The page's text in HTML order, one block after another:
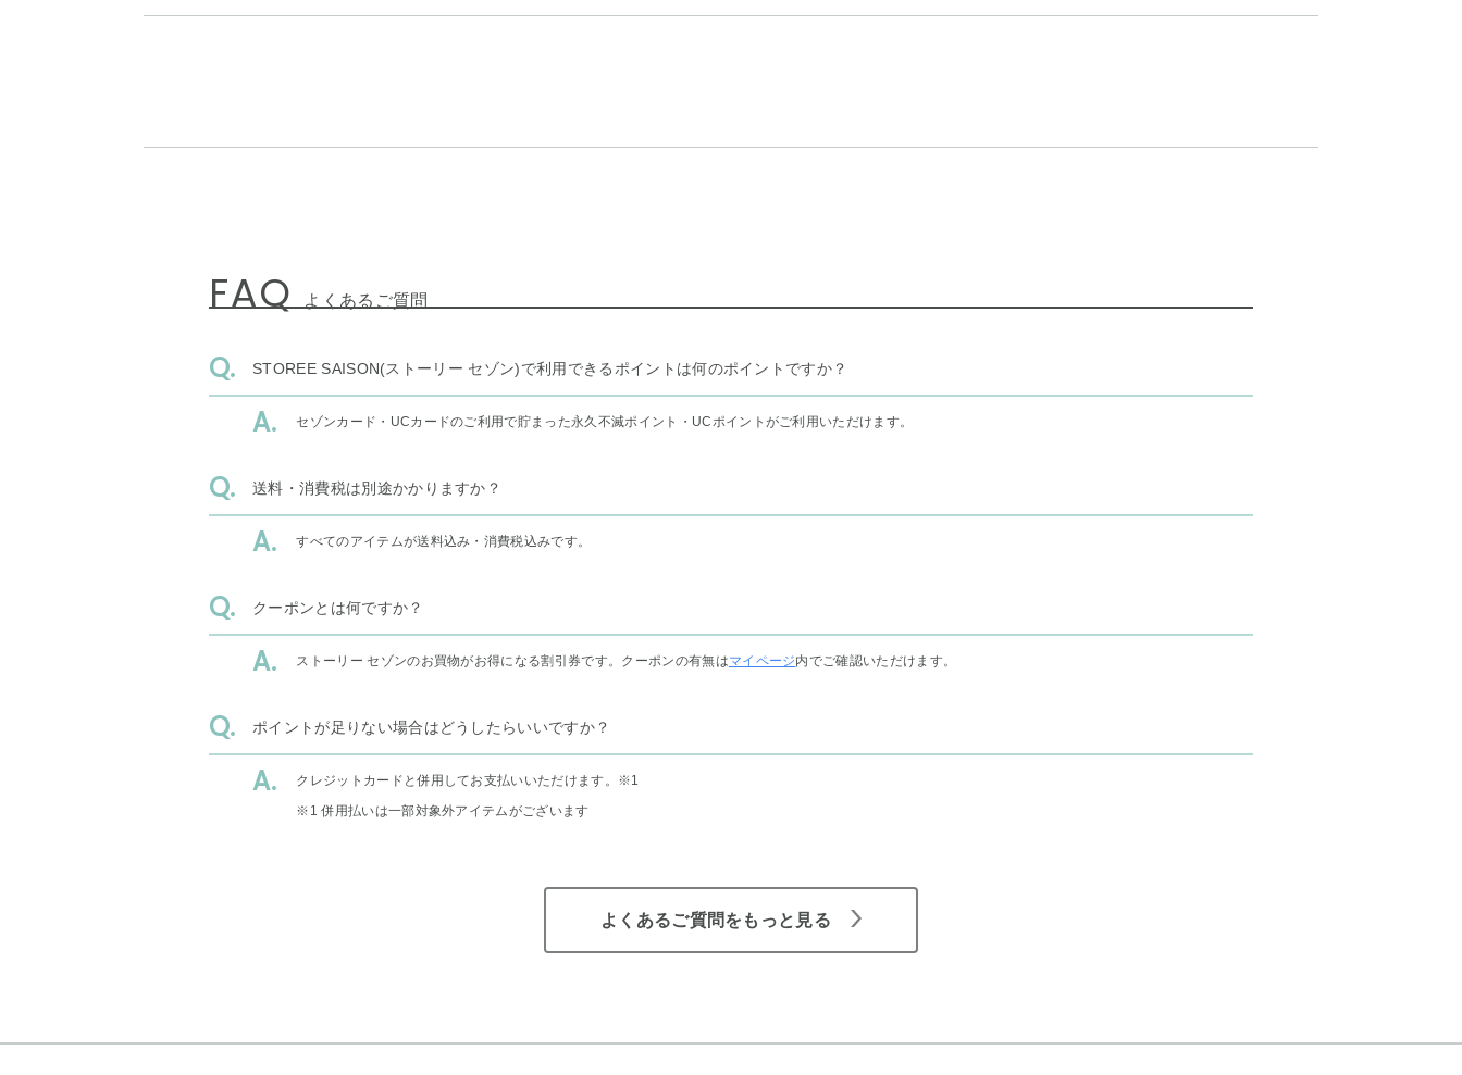
FAQ よくあるご質問
STOREE SAISON(ストーリー セゾン)で利用できるポイントは何のポイントですか？
セゾンカード・UCカードのご利用で貯まった永久不滅ポイント・UCポイントがご利用いただけます。
送料・消費税は別途かかりますか？
すべてのアイテムが送料込み・消費税込みです。
クーポンとは何ですか？
ストーリー セゾンのお買物がお得になる割引券です。クーポンの有無はマイページ内でご確認いただけます。
ポイントが足りない場合はどうしたらいいですか？
クレジットカードと併用してお支払いいただけます。 ※1
※1 併用払いは一部対象外アイテムがございます
よくあるご質問をもっと見る